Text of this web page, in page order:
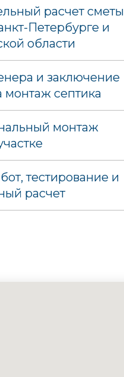
расчет сметы
Петербурге и
области
и заключение
монтаж септика
монтаж
тестирование и
расчет